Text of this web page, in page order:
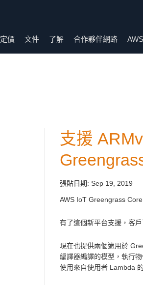
定價 文件 了解 合作夥伴網路
支援
張貼日期: Sep 19, 2019
AWS IoT Greengrass
有了這個新平台支援，客
現在也提供兩個適用於
編譯器編譯的模型，執行
使用來自使用者 Lambda